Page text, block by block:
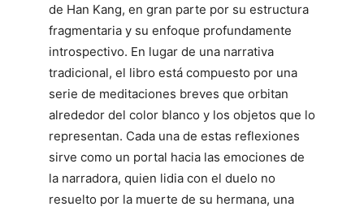
de Han Kang, en gran parte por su estructura
fragmentaria y su enfoque profundamente
introspectivo. En lugar de una narrativa
tradicional, el libro está compuesto por una
serie de meditaciones breves que orbitan
alrededor del color blanco y los objetos que lo
representan. Cada una de estas reflexiones
sirve como un portal hacia las emociones de
la narradora, quien lidia con el duelo no
resuelto por la muerte de su hermana, una